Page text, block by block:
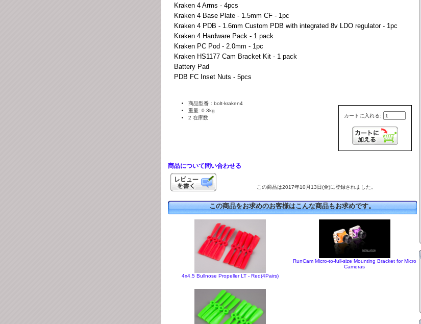
Kraken 4 Arms - 4pcs
Kraken 4 Base Plate - 1.5mm CF - 1pc
Kraken 4 PDB - 1.6mm Custom PDB with integrated 8v LDO regulator - 1pc
Kraken 4 Hardware Pack - 1 pack
Kraken PC Pod - 2.0mm - 1pc
Kraken HS1177 Cam Bracket Kit - 1 pack
Battery Pad
PDB FC Inset Nuts - 5pcs
カートに入れる:
商品型番：bolt-kraken4
重量: 0.3kg
2 在庫数
商品について問い合わせる
この商品は2017年10月13日(金)に登録されました。
この商品をお求めのお客様はこんな商品もお求めです。
4x4.5 Bullnose Propeller LT - Red(4Pairs)
RunCam Micro-to-full-size Mounting Bracket for Micro
Cameras